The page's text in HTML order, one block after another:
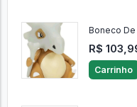
Boneco
R$
Carrinho